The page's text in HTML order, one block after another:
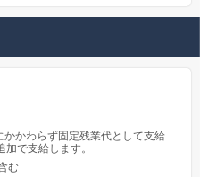
かわらず固定残業代として支給
で支給します。
む